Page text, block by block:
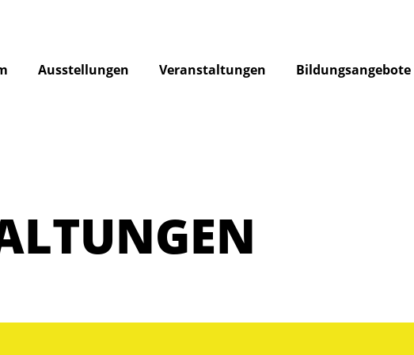
Ausstellungen Veranstaltungen Bildungsangebote